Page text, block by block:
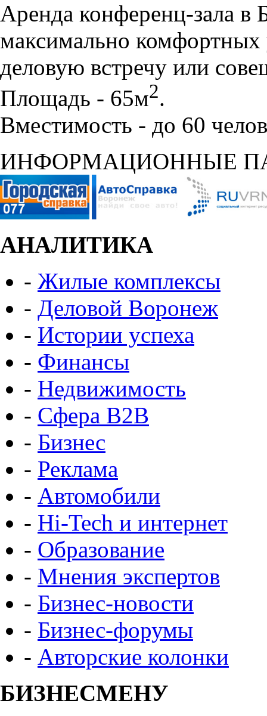
Аренда конференц-зала в
максимально комфортных
деловую встречу или
Площадь - 65м2.
Вместимость - до 60
ИНФОРМАЦИОННЫЕ
АНАЛИТИКА
- Жилые комплексы
- Деловой Воронеж
- Истории успеха
- Финансы
- Недвижимость
- Сфера B2B
- Бизнес
- Реклама
- Автомобили
- Hi-Tech и интернет
- Образование
- Мнения экспертов
- Бизнес-новости
- Бизнес-форумы
- Авторские колонки
БИЗНЕСМЕНУ